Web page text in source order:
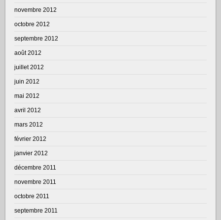
novembre 2012
octobre 2012
septembre 2012
août 2012
juillet 2012
juin 2012
mai 2012
avril 2012
mars 2012
février 2012
janvier 2012
décembre 2011
novembre 2011
octobre 2011
septembre 2011